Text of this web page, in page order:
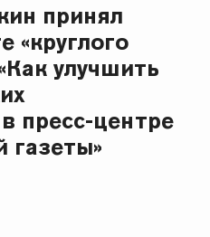
принял
«круглого
улучшить
пресс-центре
газеты»